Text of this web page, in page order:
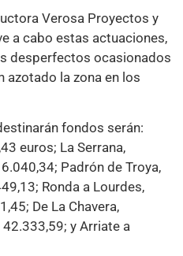
Verosa Proyectos y
a cabo estas actuaciones,
desperfectos ocasionados
azotado la zona en los
fondos serán:
euros; La Serrana,
Padrón de Troya,
Ronda a Lourdes,
De La Chavera,
y Arriate a